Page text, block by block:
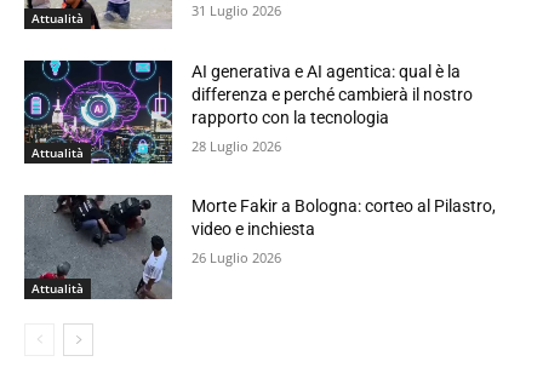
Attualità 31 Luglio 2026
Attualità
AI generativa e AI agentica: qual è la
differenza e perché cambierà il nostro
rapporto con la tecnologia
28 Luglio 2026
Attualità
Morte Fakir a Bologna: corteo al Pilastro,
video e inchiesta
26 Luglio 2026